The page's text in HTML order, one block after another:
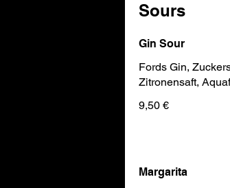
Sours
Gin Sour
Fords Gin,
Zitronensaft,
9,50 €
Margarita